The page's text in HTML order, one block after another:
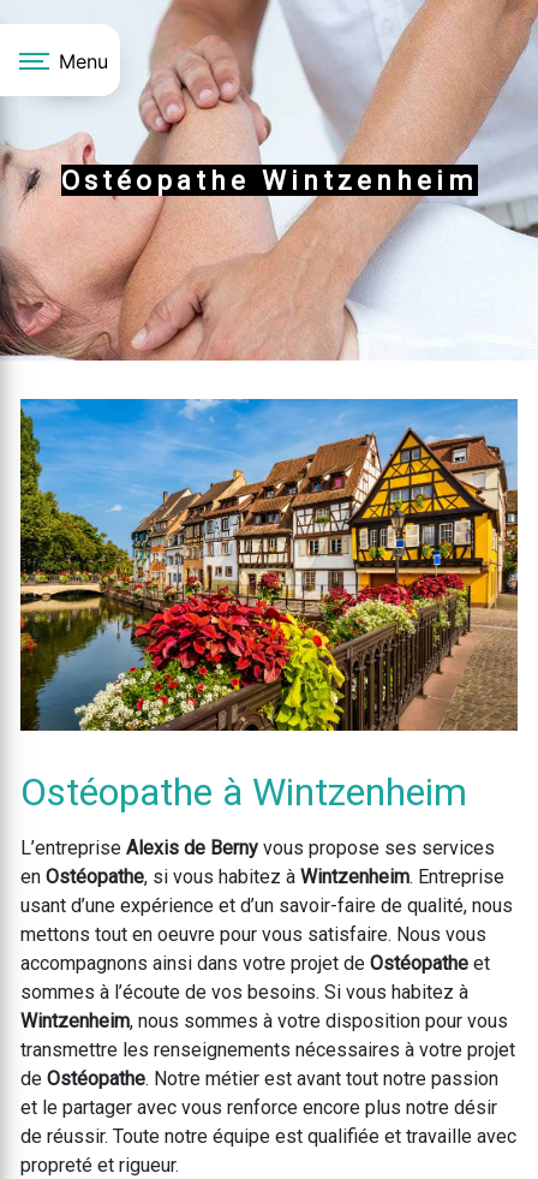
Menu
Ostéopathe Wintzenheim
Ostéopathe à Wintzenheim
L’entreprise Alexis de Berny vous propose ses services
en Ostéopathe, si vous habitez à Wintzenheim. Entreprise
usant d’une expérience et d’un savoir-faire de qualité, nous
mettons tout en oeuvre pour vous satisfaire. Nous vous
accompagnons ainsi dans votre projet de Ostéopathe et
sommes à l’écoute de vos besoins. Si vous habitez à
Wintzenheim, nous sommes à votre disposition pour vous
transmettre les renseignements nécessaires à votre projet
de Ostéopathe. Notre métier est avant tout notre passion
et le partager avec vous renforce encore plus notre désir
de réussir. Toute notre équipe est qualifiée et travaille avec
propreté et rigueur.
Panneau de gestion des cookies